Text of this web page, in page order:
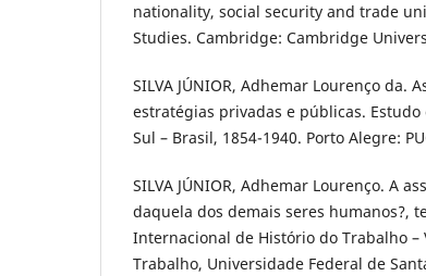
nationality, social security and trade
Studies. Cambridge: Cambridge
SILVA JÚNIOR, Adhemar Lourenço da.
estratégias privadas e públicas.
Sul – Brasil, 1854-1940. Porto Alegre:
SILVA JÚNIOR, Adhemar Lourenço. A
daquela dos demais seres humanos?,
Internacional de Histório do Trabalho –
Trabalho, Universidade Federal de